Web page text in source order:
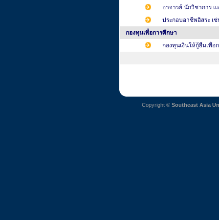
อาจารย์ นักวิชาการ
ประกอบอาชีพอิสระ เ
กองทุนเพื่อการศึกษา
กองทุนเงินให้กู้ยืมเพื่อ
Copyright © Southeast Asia